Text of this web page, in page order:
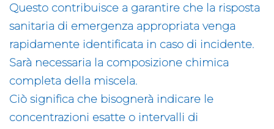
Questo contribuisce a garantire che la risposta
sanitaria di emergenza appropriata venga
rapidamente identificata in caso di incidente.
Sarà necessaria la composizione chimica
completa della miscela.
Ciò significa che bisognerà indicare le
concentrazioni esatte o intervalli di